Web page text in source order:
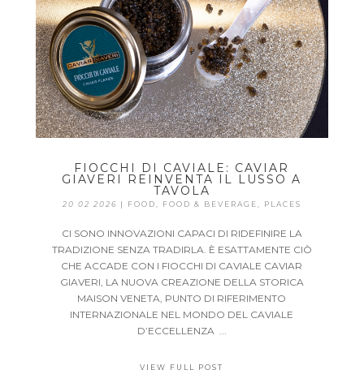
FIOCCHI DI CAVIALE: CAVIAR
GIAVERI REINVENTA IL LUSSO A
TAVOLA
20 02 2026 | FOOD, FOOD & BEVERAGE, PLACES
CI SONO INNOVAZIONI CAPACI DI RIDEFINIRE LA
TRADIZIONE SENZA TRADIRLA. È ESATTAMENTE CIÒ
CHE ACCADE CON I FIOCCHI DI CAVIALE CAVIAR
GIAVERI, LA NUOVA CREAZIONE DELLA STORICA
MAISON VENETA, PUNTO DI RIFERIMENTO
INTERNAZIONALE NEL MONDO DEL CAVIALE
D’ECCELLENZA ...
VIEW FULL POST